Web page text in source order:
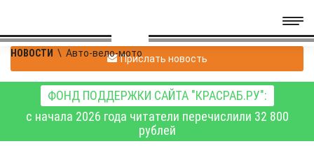
НОВОСТИ \ Авто-вело-мотоПрислать новость
ФОНД ПОДДЕРЖКИ САЙТА "КРАСРАБ.РУ":
с начала 2026 года читатели перечислили 32 800
рублей